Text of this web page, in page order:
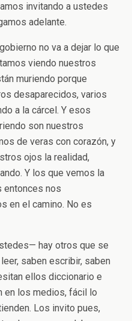
invitando a ustedes
adelante.
no va a dejar lo que
viendo nuestros
muriendo porque
desaparecidos, varios
a la cárcel. Y esos
son nuestros
de veras con corazón, y
ojos la realidad,
Y los que vemos la
entonces nos
en el camino. No es
hay otros que se
saben escribir, saben
ellos diccionario e
en los medios, fácil lo
Los invito pues,